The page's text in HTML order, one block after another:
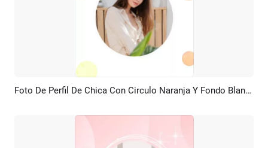
Previsualizar Crear IA Foto De Perfil De Chica Con Circulo Naranja Y Fondo Blanco